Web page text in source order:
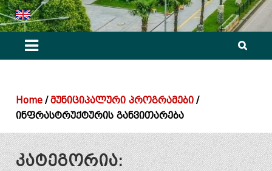
აბაშის მუნიციპალიტეტის მერიის ოფიციალური ვებ გვერდი
Home
მუნიციპალური პროგრამები
ინფრასტრუქტურის განვითარება
კატეგორია: